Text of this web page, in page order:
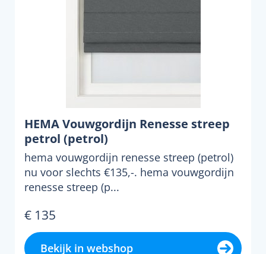
HEMA Vouwgordijn Renesse streep
petrol (petrol)
hema vouwgordijn renesse streep (petrol)
nu voor slechts €135,-. hema vouwgordijn
renesse streep (p...
€ 135
Bekijk in webshop